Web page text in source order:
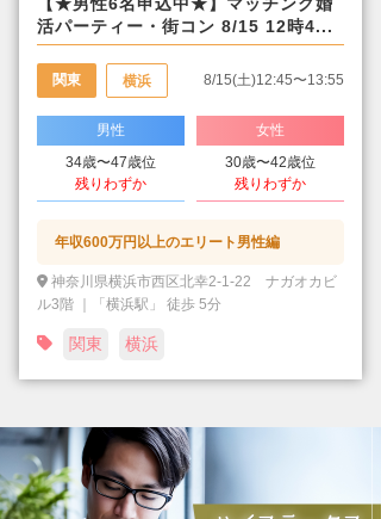
活パーティー・街コン 8/15 12時4...
関東 横浜 8/15(土)12:45〜13:55
男性
34歳〜47歳位
残りわずか
女性
30歳〜42歳位
残りわずか
年収600万円以上のエリート男性編
神奈川県横浜市西区北幸2-1-22 ナガオカビ
ル3階 ｜「横浜駅」 徒歩 5分
関東 横浜